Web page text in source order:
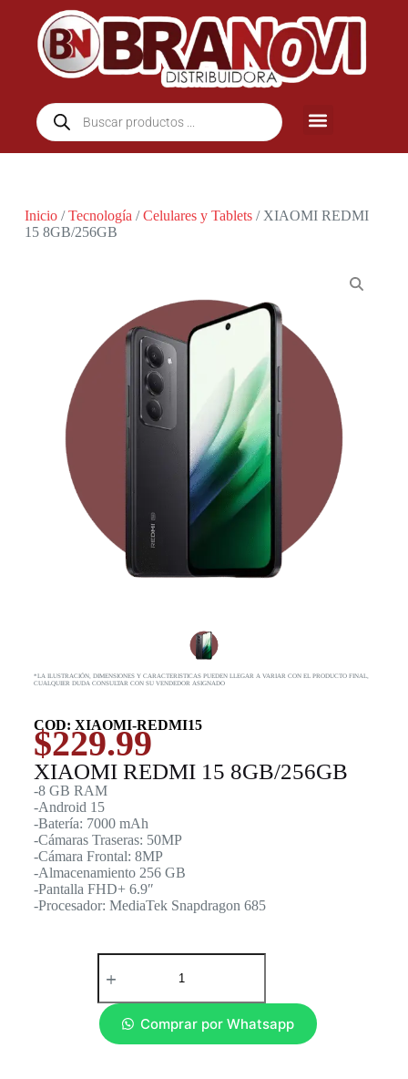
Inicio/Tecnología /Celulares y Tablets/ XIAOMI REDMI
15 8GB/256GB
*LA ILUSTRACIÓN, DIMENSIONES Y CARACTERISTICAS PUEDEN LLEGAR A VARIAR CON EL PRODUCTO FINAL,
CUALQUIER DUDA CONSULTAR CON SU VENDEDOR ASIGNADO
COD: XIAOMI-REDMI15
$229.99
XIAOMI REDMI 15 8GB/256GB
-8 GB RAM
-Android 15
-Batería: 7000 mAh
-Cámaras Traseras: 50MP
-Cámara Frontal: 8MP
-Almacenamiento 256 GB
-Pantalla FHD+ 6.9″
-Procesador: MediaTek Snapdragon 685
Comprar por Whatsapp